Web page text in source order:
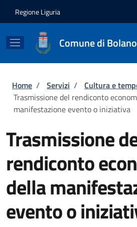
Regione Liguria
Comune di Bolano
Briciole di pane
Home / Servizi / Cultura e
Trasmissione del rendiconto
manifestazione evento o iniziativa
Trasmissione
rendiconto
della
evento o